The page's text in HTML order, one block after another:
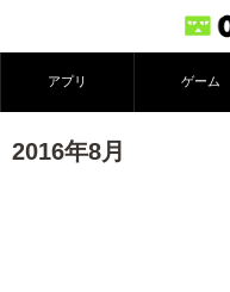
アプリ ゲーム
2016年8月